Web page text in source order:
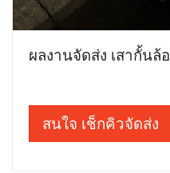
ผลงานจัดส่ง เสากั้นล้อ
สนใจ เช็กคิวจัดส่ง